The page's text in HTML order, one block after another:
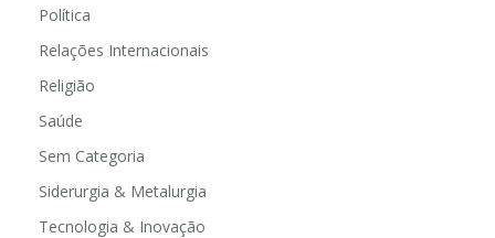
Política
Relações Internacionais
Religião
Saúde
Sem Categoria
Siderurgia & Metalurgia
Tecnologia & Inovação